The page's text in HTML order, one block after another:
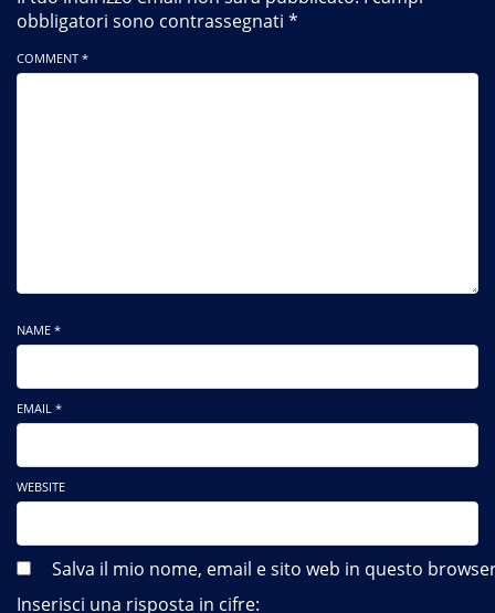
obbligatori sono contrassegnati *
COMMENT *
NAME *
EMAIL *
WEBSITE
Salva il mio nome, email e sito web in questo
Inserisci una risposta in cifre: